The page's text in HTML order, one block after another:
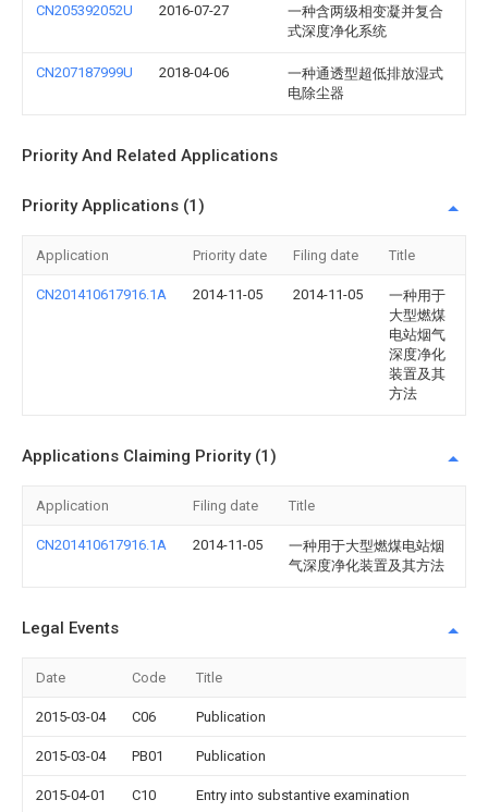
CN205392052U 2016-07-27
一种含两级相变凝并复合
式深度净化系统
CN207187999U 2018-04-06
一种通透型超低排放湿式
电除尘器
Priority And Related Applications
Priority Applications (1)
Application Priority date Filing date Title
CN201410617916.1A 2014-11-05 2014-11-05
一种用于
大型燃煤
电站烟气
深度净化
装置及其
方法
Applications Claiming Priority (1)
Application Filing date Title
CN201410617916.1A 2014-11-05
一种用于大型燃煤电站烟
气深度净化装置及其方法
Legal Events
Date Code Title
2015-03-04 C06 Publication
2015-03-04 PB01 Publication
2015-04-01 C10 Entry into substantive examination